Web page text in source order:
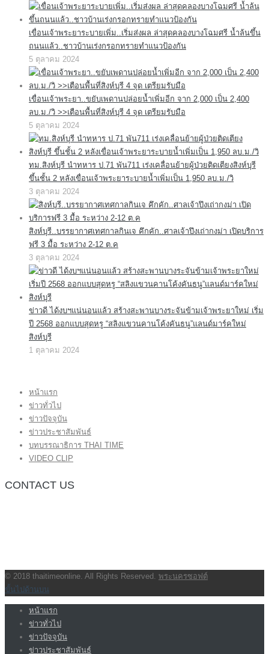
เขื่อนเจ้าพระยาระบายเพิ่ม..เริ่มส่งผล ล่าสุดคลองบางโฉมศรี น้ำล้นขึ้น
ถนนแล้ว..ชาวบ้านเร่งกรอกทรายทำแนวป้องกัน
5 ตุลาคม 2024
เขื่อนเจ้าพระยา..ขยับเพดานปล่อยน้ำเพิ่มอีก จาก 2,000 เป็น 2,400
ลบ.ม./วิ >>เตือนพื้นที่สิงห์บุรี 4 จุด เตรียมรับมือ
5 ตุลาคม 2024
ทม.สิงห์บุรี นำทหาร ป.71 พัน711 เร่งเคลื่อนย้ายผู้ป่วยติดเตียงสิงห์บุรี
ขึ้นชั้น 2 หลังเขื่อนเจ้าพระยาระบายน้ำเพิ่มเป็น 1,950 ลบ.ม./วิ
3 ตุลาคม 2024
สิงห์บุรี..บรรยากาศเทศกาลกินเจ คึกคัก..ศาลเจ้าปึงเถ่ากงม่า เปิดบริการ
ฟรี 3 มื้อ ระหว่าง 2-12 ต.ค
3 ตุลาคม 2024
ข่าวดี ได้งบฯแน่นอนแล้ว สร้างสะพานบางระจันข้ามเจ้าพระยาใหม่ เริ่ม
ปี 2568 ออกแบบสุดหรู “สลิงแขวนคานโค้งคันธนู”แลนด์มาร์คใหม่
สิงห์บุรี
1 ตุลาคม 2024
หน้าแรก
ข่าวทั่วไป
ข่าวปัจจุบัน
ข่าวประชาสัมพันธ์
บทบรรณาธิการ THAI TIME
VIDEO CLIP
CONTACT US
© 2018 thaitimeonline. All Rights Reserved. พระนครซอฟต์
ขั้นไปด้านบน
หน้าแรก
ข่าวทั่วไป
ข่าวปัจจุบัน
ข่าวประชาสัมพันธ์